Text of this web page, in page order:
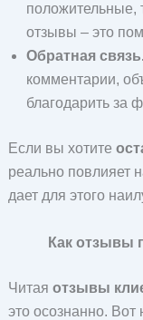
положительные,
отзывы – это
Обратная
комментарии,
благодарить за
Если вы хотите
реально повлияет
дает для этого
Как отзывы
Читая отзывы
это осознанно. Вот